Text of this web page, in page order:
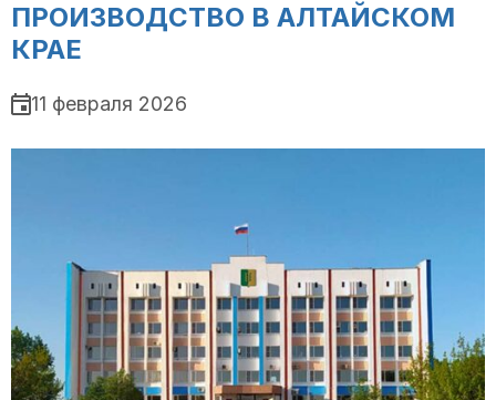
ПРОИЗВОДСТВО В АЛТАЙСКОМ
КРАЕ
11 февраля 2026